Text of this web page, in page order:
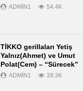
ADMIN1 54.4K
TİKKO gerillaları Yetiş
Yalnız(Ahmet) ve Umut
Polat(Cem) – “Sürecek”
ADMIN1 39.3K